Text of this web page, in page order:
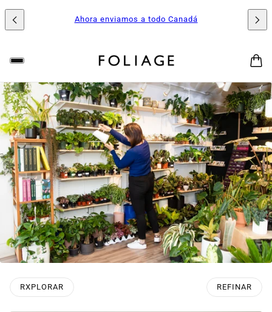
Ahora enviamos a todo Canadá
RXPLORAR REFINAR